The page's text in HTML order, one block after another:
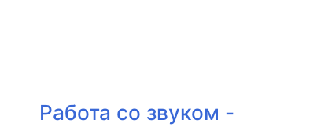
Работа со звуком -